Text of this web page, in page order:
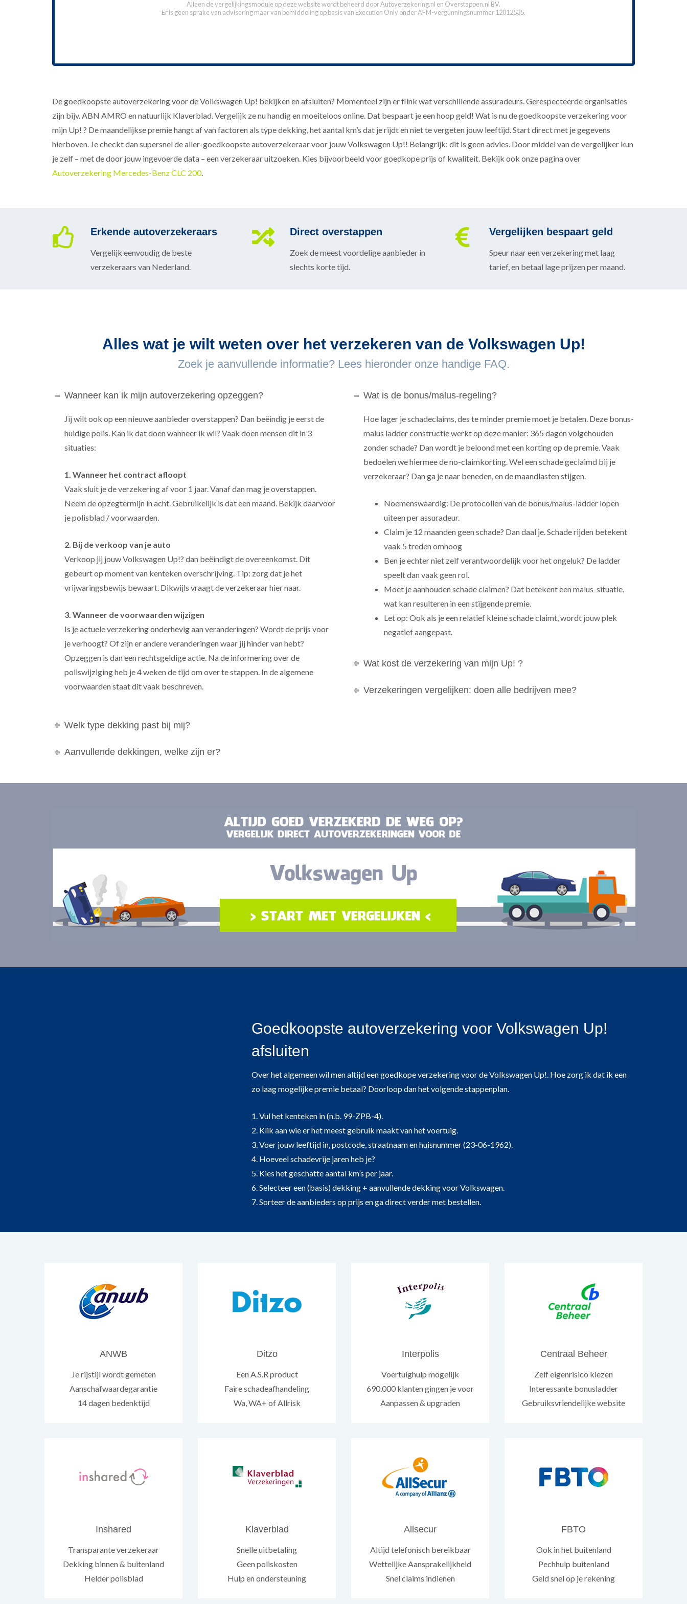
Alleen de vergelijkingsmodule op deze website wordt beheerd doorAutoverzekering.nl en Overstappen.nl BV.
Er is geen sprake van advisering maar van bemiddeling op basis van Execution Only onder AFM-vergunningsnummer 12012535.
De goedkoopste autoverzekering voor de Volkswagen Up! bekijken en afsluiten? Momenteel zijn er flink wat verschillende assuradeurs. Gerespecteerde organisaties
zijn bijv. ABN AMRO en natuurlijk Klaverblad. Vergelijk ze nu handig en moeiteloos online. Dat bespaart je een hoop geld! Wat is nu de goedkoopste verzekering voor
mijn Up! ? De maandelijkse premie hangt af van factoren als type dekking, het aantal km’s dat je rijdt en niet te vergeten jouw leeftijd. Start direct met je gegevens
hierboven. Je checkt dan supersnel de aller-goedkoopste autoverzekeraar voor jouw Volkswagen Up!! Belangrijk: dit is geen advies. Door middel van de vergelijker kun
je zelf – met de door jouw ingevoerde data – een verzekeraar uitzoeken. Kies bijvoorbeeld voor goedkope prijs of kwaliteit. Bekijk ook onze pagina over
Autoverzekering Mercedes-Benz CLC 200.
Erkende autoverzekeraars
Vergelijk eenvoudig de beste
verzekeraars van Nederland.
Direct overstappen
Zoek de meest voordelige aanbieder in
slechts korte tijd.
Vergelijken bespaart geld
Speur naar een verzekering met laag
tarief, en betaal lage prijzen per maand.
Alles wat je wilt weten over het verzekeren van de Volkswagen Up!
Zoek je aanvullende informatie? Lees hieronder onze handige FAQ.
Wanneer kan ik mijn autoverzekering opzeggen?
Jij wilt ook op een nieuwe aanbieder overstappen? Dan beëindig je eerst de
huidige polis. Kan ik dat doen wanneer ik wil? Vaak doen mensen dit in 3
situaties:
1. Wanneer het contract afloopt
Vaak sluit je de verzekering af voor 1 jaar. Vanaf dan mag je overstappen.
Neem de opzegtermijn in acht. Gebruikelijk is dat een maand. Bekijk daarvoor
je polisblad / voorwaarden.
2. Bij de verkoop van je auto
Verkoop jij jouw Volkswagen Up!? dan beëindigt de overeenkomst. Dit
gebeurt op moment van kenteken overschrijving. Tip: zorg dat je het
vrijwaringsbewijs bewaart. Dikwijls vraagt de verzekeraar hier naar.
3. Wanneer de voorwaarden wijzigen
Is je actuele verzekering onderhevig aan veranderingen? Wordt de prijs voor
je verhoogt? Of zijn er andere veranderingen waar jij hinder van hebt?
Opzeggen is dan een rechtsgeldige actie. Na de informering over de
poliswijziging heb je 4 weken de tijd om over te stappen. In de algemene
voorwaarden staat dit vaak beschreven.
Welk type dekking past bij mij?
Aanvullende dekkingen, welke zijn er?
Wat is de bonus/malus-regeling?
Hoe lager je schadeclaims, des te minder premie moet je betalen. Deze bonus-
malus ladder constructie werkt op deze manier: 365 dagen volgehouden
zonder schade? Dan wordt je beloond met een korting op de premie. Vaak
bedoelen we hiermee de no-claimkorting. Wel een schade geclaimd bij je
verzekeraar? Dan ga je naar beneden, en de maandlasten stijgen.
Noemenswaardig: De protocollen van de bonus/malus-ladder lopen
uiteen per assuradeur.
Claim je 12 maanden geen schade? Dan daal je. Schade rijden betekent
vaak 5 treden omhoog
Ben je echter niet zelf verantwoordelijk voor het ongeluk? De ladder
speelt dan vaak geen rol.
Moet je aanhouden schade claimen? Dat betekent een malus-situatie,
wat kan resulteren in een stijgende premie.
Let op: Ook als je een relatief kleine schade claimt, wordt jouw plek
negatief aangepast.
Wat kost de verzekering van mijn Up! ?
Verzekeringen vergelijken: doen alle bedrijven mee?
Goedkoopste autoverzekering voor Volkswagen Up!
afsluiten
Over het algemeen wil men altijd een goedkope verzekering voor de Volkswagen Up!. Hoe zorg ik dat ik een
zo laag mogelijke premie betaal? Doorloop dan het volgende stappenplan.
1. Vul het kenteken in (n.b. 99-ZPB-4).
2. Klik aan wie er het meest gebruik maakt van het voertuig.
3. Voer jouw leeftijd in, postcode, straatnaam en huisnummer (23-06-1962).
4. Hoeveel schadevrije jaren heb je?
5. Kies het geschatte aantal km’s per jaar.
6. Selecteer een (basis) dekking + aanvullende dekking voor Volkswagen.
7. Sorteer de aanbieders op prijs en ga direct verder met bestellen.
ANWB
Je rijstijl wordt gemeten
Aanschafwaardegarantie
14 dagen bedenktijd
Ditzo
Een A.S.R product
Faire schadeafhandeling
Wa, WA+ of Allrisk
Interpolis
Voertuighulp mogelijk
690.000 klanten gingen je voor
Aanpassen & upgraden
Centraal Beheer
Zelf eigenrisico kiezen
Interessante bonusladder
Gebruiksvriendelijke website
Inshared
Transparante verzekeraar
Dekking binnen & buitenland
Helder polisblad
Klaverblad
Snelle uitbetaling
Geen poliskosten
Hulp en ondersteuning
Allsecur
Altijd telefonisch bereikbaar
Wettelijke Aansprakelijkheid
Snel claims indienen
FBTO
Ook in het buitenland
Pechhulp buitenland
Geld snel op je rekening